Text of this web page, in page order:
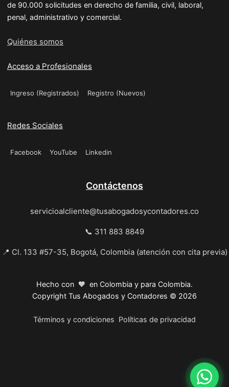
de 90.000 solicitudes en derecho de familia, civil, laboral,
penal, administrativo y comercial.
Quiénes somos
Acceso a Profesionales
Ingreso (Registrados) Registro (Nuevos)
Redes Sociales
Facebook YouTube Linkedin
Contáctenos
servicioalcliente@tusabogadosycontadores.co
📞 311 883 8849
📍 Cl. 133 #57-35, Bogotá, Colombia (atención con cita previa)
Hecho con 🧡 en Colombia y para Colombia.
Copyright Tus Abogados y Contadores © 2026
Términos y condiciones Políticas de privacidad